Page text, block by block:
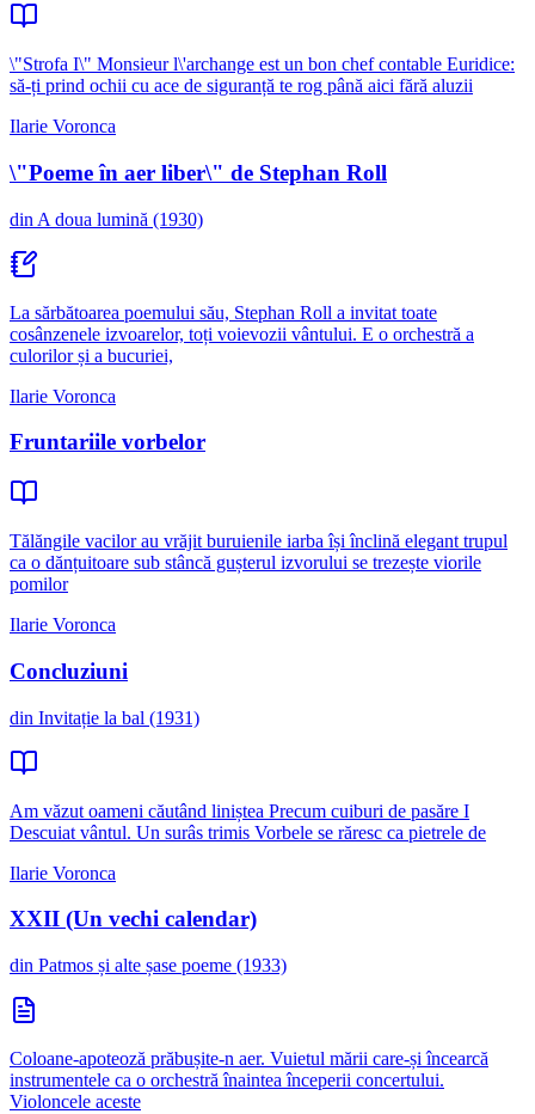
\"Strofa I\" Monsieur l\'archange est un bon chef contable Euridice:
să-ți prind ochii cu ace de siguranță te rog până aici fără aluzii
Ilarie Voronca
\"Poeme în aer liber\" de Stephan Roll
din A doua lumină (1930)
La sărbătoarea poemului său, Stephan Roll a invitat toate
cosânzenele izvoarelor, toți voievozii vântului. E o orchestră a
culorilor și a bucuriei,
Ilarie Voronca
Fruntariile vorbelor
Tălăngile vacilor au vrăjit buruienile iarba își înclină elegant trupul
ca o dănțuitoare sub stâncă gușterul izvorului se trezește viorile
pomilor
Ilarie Voronca
Concluziuni
din Invitație la bal (1931)
Am văzut oameni căutând liniștea Precum cuiburi de pasăre I
Descuiat vântul. Un surâs trimis Vorbele se răresc ca pietrele de
Ilarie Voronca
XXII (Un vechi calendar)
din Patmos și alte șase poeme (1933)
Coloane-apoteoză prăbușite-n aer. Vuietul mării care-și încearcă
instrumentele ca o orchestră înaintea începerii concertului.
Violoncele aceste